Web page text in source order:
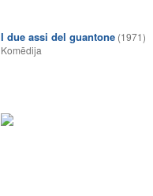
I due assi del guantone (1971)
Komēdija